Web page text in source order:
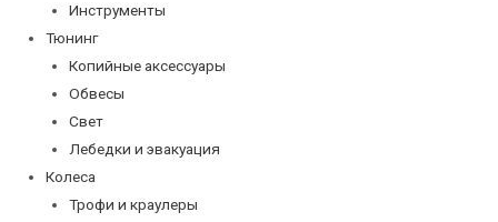
Инструменты
Тюнинг
Копийные аксессуары
Обвесы
Свет
Лебедки и эвакуация
Колеса
Трофи и краулеры